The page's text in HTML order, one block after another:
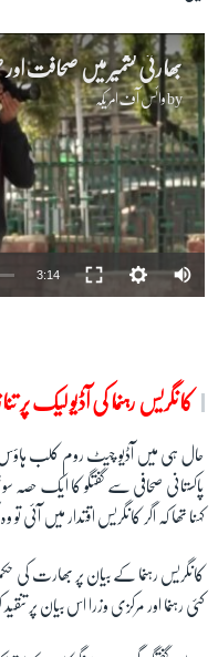
بھارتی کشمیر میں صحافت
byوائس آف امریکہ
available
3:14
کانگریس رہنما کی آڈیو لیک پر
حال ہی میں آڈیو چیٹ روم کلب
پاکستانی صحافی سے گفتگو کا ایک حصہ
کہنا تھا کہ اگر کانگریس اقتدار میں آئی تو وہ آرٹیکل 370 پر
کانگریس رہنما کے بیان پر بھارت کی
کئی رہنما اور مرکزی وزرا اس بیان پر